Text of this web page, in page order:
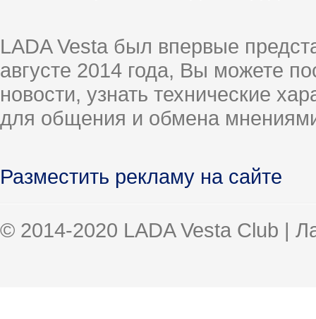
LADA Vesta был впервые
августе 2014 года, Вы можете
новости, узнать технические
для общения и обмена
Разместить рекламу на сайте
© 2014-2020 LADA Vesta Club |